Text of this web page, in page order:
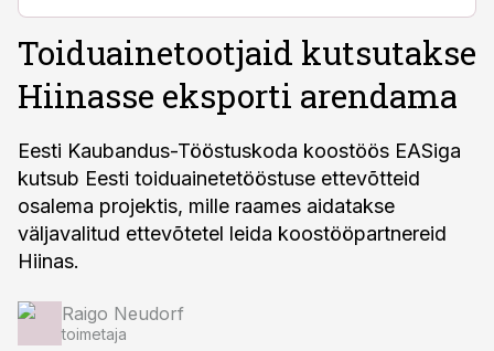
Toiduainetootjaid kutsutakse
Hiinasse eksporti arendama
Eesti Kaubandus-Tööstuskoda koostöös EASiga
kutsub Eesti toiduainetetööstuse ettevõtteid
osalema projektis, mille raames aidatakse
väljavalitud ettevõtetel leida koostööpartnereid
Hiinas.
Raigo Neudorf
toimetaja